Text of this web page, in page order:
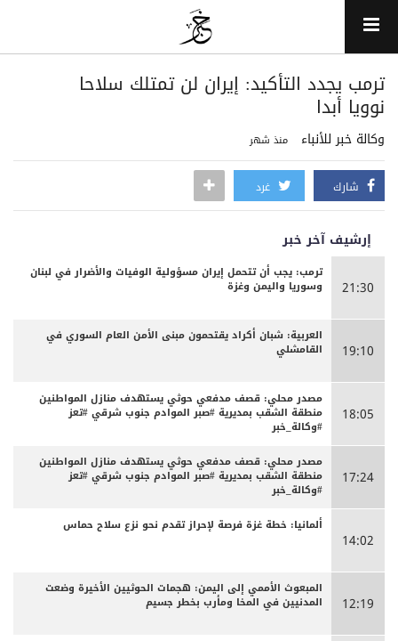
ترمب يجدد التأكيد: إيران لن تمتلك سلاحا
نوويا أبدا
وكالة خبر للأنباء منذ شهر
شارك غرد
إرشيف آخر خبر
21:30
ترمب: يجب أن تتحمل إيران مسؤولية الوفيات والأضرار في لبنان
وسوريا واليمن وغزة
19:10
العربية: شبان أكراد يقتحمون مبنى الأمن العام السوري في
القامشلي
18:05
مصدر محلي: قصف مدفعي حوثي يستهدف منازل المواطنين
منطقة الشقب بمديرية #صبر الموادم جنوب شرقي #تعز
#وكالة_خبر
17:24
مصدر محلي: قصف مدفعي حوثي يستهدف منازل المواطنين
منطقة الشقب بمديرية #صبر الموادم جنوب شرقي #تعز
#وكالة_خبر
14:02
ألمانيا: خطة غزة فرصة لإحراز تقدم نحو نزع سلاح حماس
12:19
المبعوث الأممي إلى اليمن: هجمات الحوثيين الأخيرة وضعت
المدنيين في المخا ومأرب بخطر جسيم